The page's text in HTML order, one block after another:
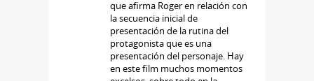
que afirma Roger en relación con
la secuencia inicial de
presentación de la rutina del
protagonista que es una
presentación del personaje. Hay
en este film muchos momentos